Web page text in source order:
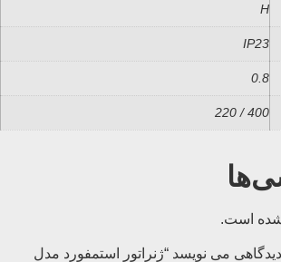
H
IP23
0.8
400 / 220
است.
می نویسد “ژنراتور استمفورد مدل